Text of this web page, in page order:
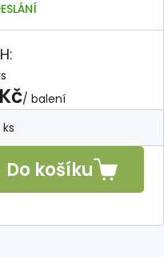
/ balení
Do košíku